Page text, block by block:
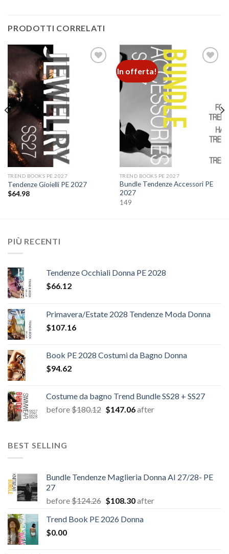
PRODOTTI CORRELATI
TREND BOOKS PE 2027
Tendenze Gioielli PE 2027
$64.98
In offerta!
TREND BOOKS PE 2027
Bundle Tendenze Accessori PE
2027
149
PIÙ RECENTI
Tendenze Occhiali Donna PE 2028
$66.12
Primavera/Estate 2028 Tendenze Moda Donna
$107.16
Book PE 2028 Costumi da Bagno Donna
$94.62
Costume da bagno Trend Bundle SS28 + SS27
before$180.12 Il
$147.06Il
after
BEST SELLING
Bundle Tendenze Maglieria Donna AI 27/28- PE
27
before$124.26 Il
originale
$108.30Il
attuale
after
Trend Book PE 2026 Donna
$0.00